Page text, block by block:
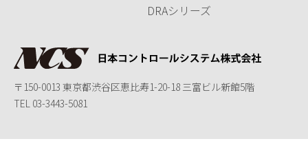
DRAシリーズ
〒150-0013 東京都渋谷区恵比寿1-20-18 三富ビル新館5階
TEL 03-3443-5081